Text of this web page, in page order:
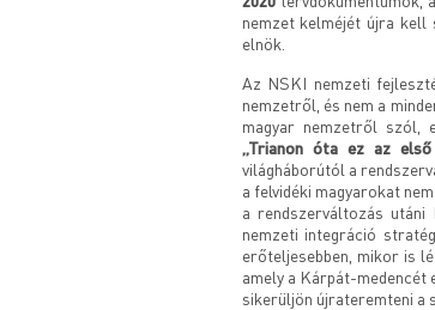
nemzet kelméjét újra kell
elnök.
Az NSKI nemzeti
nemzetről, és nem a
magyar nemzetről szól,
„Trianon óta ez az
világháborútól a
a felvidéki magyarokat
a rendszerváltozás
nemzeti integráció
erőteljesebben, mikor is
amely a Kárpát-medencét
sikerüljön újrateremteni a